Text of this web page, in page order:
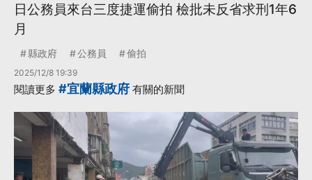
日公務員來台三度捷運偷拍 檢批未反省求刑1年6
月
縣政府 公務員 偷拍
2025/12/8 19:39
閱讀更多 #宜蘭縣政府 有關的新聞